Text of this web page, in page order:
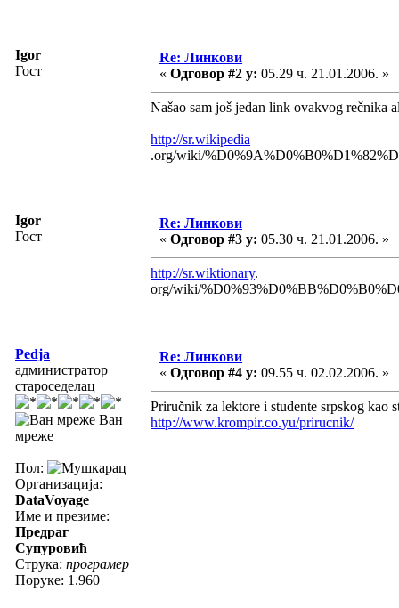
Igor
Гост
Re: Линкови
« Одговор #2 у: 05.29 ч. 21.01.2006. »
Našao sam još jedan link ovakvog rečnika
http://sr.wikipedia
.org/wiki/
Igor
Гост
Re: Линкови
« Одговор #3 у: 05.30 ч. 21.01.2006. »
http://sr.wiktionary.
org/wiki/
Pedja
администратор
староседелац
Ван
мреже
Пол:
Организација:
DataVoyage
Име и презиме:
Предраг
Супуровић
Струка: програмер
Поруке: 1.960
Re: Линкови
« Одговор #4 у: 09.55 ч. 02.02.2006. »
Priručnik za lektore i studente srpskog kao
http://www.krompir.co.yu/prirucnik/